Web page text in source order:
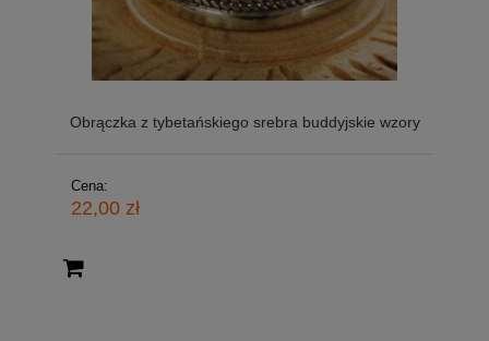
Obrączka z tybetańskiego srebra buddyjskie wzory
Cena:
22,00 zł